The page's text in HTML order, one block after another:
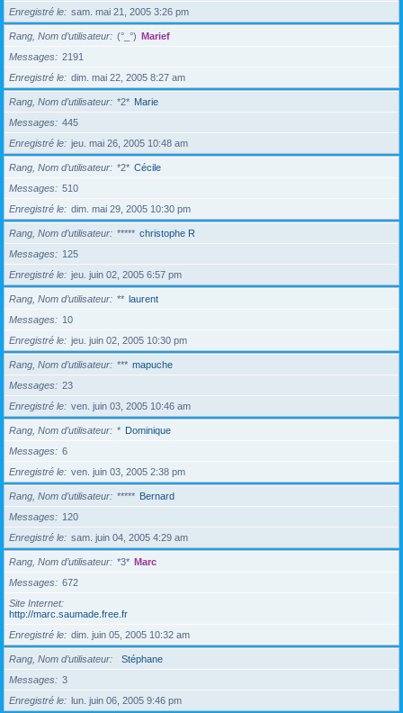
Enregistré le
sam. mai 21, 2005 3:26 pm
Rang, Nom d’utilisateur (°_°) Marief
Messages
2191
Enregistré le
dim. mai 22, 2005 8:27 am
Rang, Nom d’utilisateur *2* Marie
Messages
445
Enregistré le
jeu. mai 26, 2005 10:48 am
Rang, Nom d’utilisateur *2* Cécile
Messages
510
Enregistré le
dim. mai 29, 2005 10:30 pm
Rang, Nom d’utilisateur ***** christophe R
Messages
125
Enregistré le
jeu. juin 02, 2005 6:57 pm
Rang, Nom d’utilisateur ** laurent
Messages
10
Enregistré le
jeu. juin 02, 2005 10:30 pm
Rang, Nom d’utilisateur *** mapuche
Messages
23
Enregistré le
ven. juin 03, 2005 10:46 am
Rang, Nom d’utilisateur * Dominique
Messages
6
Enregistré le
ven. juin 03, 2005 2:38 pm
Rang, Nom d’utilisateur ***** Bernard
Messages
120
Enregistré le
sam. juin 04, 2005 4:29 am
Rang, Nom d’utilisateur *3* Marc
Messages
672
Site Internet
http://marc.saumade.free.fr
Enregistré le
dim. juin 05, 2005 10:32 am
Rang, Nom d’utilisateur
Stéphane
Messages
3
Enregistré le
lun. juin 06, 2005 9:46 pm